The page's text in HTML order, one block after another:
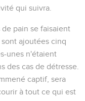
qui suivra.
de pain se faisaient
ajoutées cinq
unes n'étaient
des cas de détresse.
captif, sera
à tout ce qui est